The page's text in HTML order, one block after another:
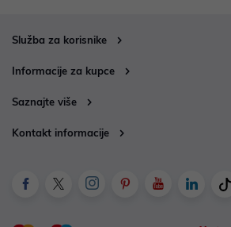
Služba za korisnike
Informacije za kupce
Saznajte više
Kontakt informacije